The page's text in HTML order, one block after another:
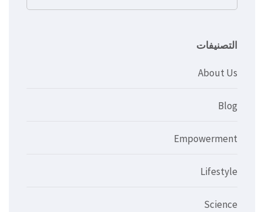
عن:
التصنيفات
About Us
Blog
Empowerment
Lifestyle
Science